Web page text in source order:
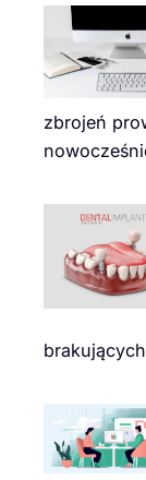
zbrojeń